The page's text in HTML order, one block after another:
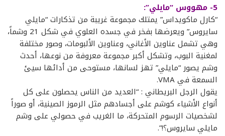
5- مهووس “مايلي”:
“كارل ماكويداس” يمتلك مجموعة غريبة من تذكارات “مايلي
سايروس” ويعرضها بفخر في جسده العلوي في شكل 21 وشماً،
وهي تشمل عناوين الأغاني، وعناوين الألبومات، وصور مختلفة
لمغنية البوب، وتشكل أكبر مجموعة معروفة من نوعها، أحدث
وشم يصور “مايلي” تهز لسانها، مستوحى من أدائها سيئ
السمعة في VMA.
يقول الرجل البريطاني : “العديد من الناس يحصلون على كل
أنواع الأشياء كوشم على أجسادهم مثل الرموز الصينية، أو صوراً
لشخصيات الرسوم المتحركة، ما الغريب في حصولي على وشم
مايلي سايروس؟!”.